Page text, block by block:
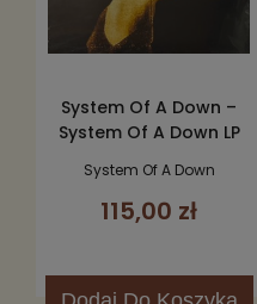
System Of A Down –
System Of A Down LP
System Of A Down
115,00 zł